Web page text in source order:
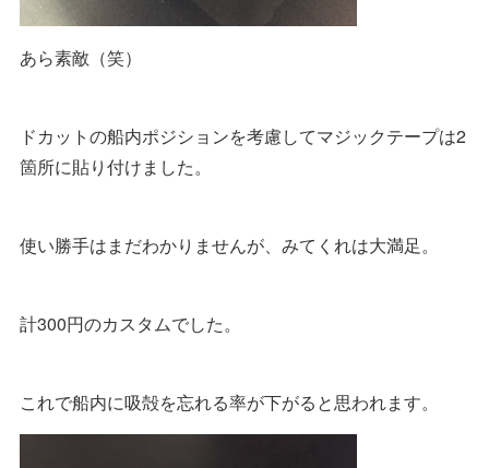
あら素敵（笑）
ドカットの船内ポジションを考慮してマジックテープは2
箇所に貼り付けました。
使い勝手はまだわかりませんが、みてくれは大満足。
計300円のカスタムでした。
これで船内に吸殻を忘れる率が下がると思われます。